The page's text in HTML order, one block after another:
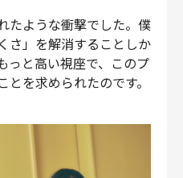
たような衝撃でした。僕
さ」を解消することしか
っと高い視座で、このプ
を求められたのです。